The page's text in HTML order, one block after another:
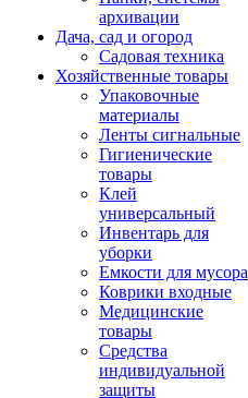
архивации
Дача, сад и огород
Садовая техника
Хозяйственные товары
Упаковочные
материалы
Ленты сигнальные
Гигиенические
товары
Клей
универсальный
Инвентарь для
уборки
Емкости для мусора
Коврики входные
Медицинские
товары
Средства
индивидуальной
защиты